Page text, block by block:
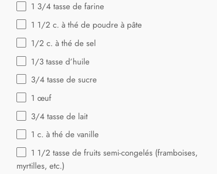
1 3/4 tasse de farine
1 1/2 c. à thé de poudre à pâte
1/2 c. à thé de sel
1/3 tasse d’huile
3/4 tasse de sucre
1 œuf
3/4 tasse de lait
1 c. à thé de vanille
1 1/2 tasse de fruits semi-congelés (framboises,
myrtilles, etc.)